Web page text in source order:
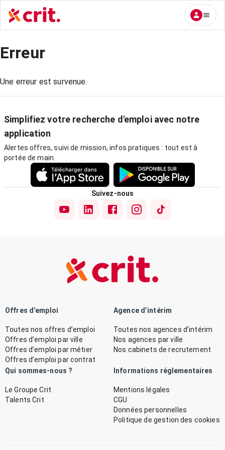
Erreur
Une erreur est survenue.
Simplifiez votre recherche d'emploi avec notre
application
Alertes offres, suivi de mission, infos pratiques : tout est à
portée de main.
Suivez-nous
Offres d’emploi
Toutes nos offres d’emploi
Offres d’emploi par ville
Offres d’emploi par métier
Offres d’emploi par contrat
Agence d’intérim
Toutes nos agences d’intérim
Nos agences par ville
Nos cabinets de recrutement
Qui sommes-nous ?
Le Groupe Crit
Talents Crit
Informations réglementaires
Mentions légales
CGU
Données personnelles
Politique de gestion des cookies